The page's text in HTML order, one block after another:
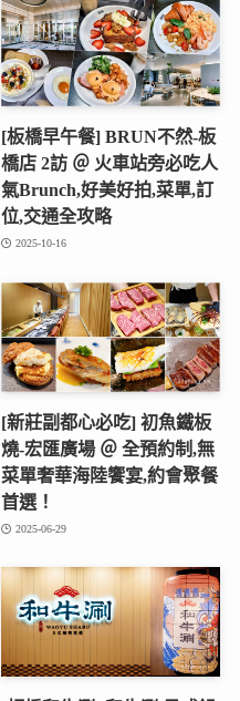
[板橋早午餐] BRUN不然-板
橋店 2訪 ＠ 火車站旁必吃人
氣Brunch,好美好拍,菜單,訂
位,交通全攻略
2025-10-16
[新莊副都心必吃] 初魚鐵板
燒‑宏匯廣場 ＠ 全預約制,無
菜單奢華海陸饗宴,約會聚餐
首選！
2025-06-29